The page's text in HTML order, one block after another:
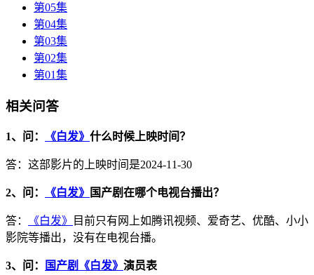
第05集
第04集
第03集
第02集
第01集
相关问答
1、问： 《白发》 什么时候上映时间？
答：这部影片的上映时间是2024-11-30
2、问： 《白发》 国产剧在哪个电视台播出？
答： 《白发》
目前只有网上如腾讯视频、爱奇艺、优酷、小小
影院等播出，没有在电视台播。
3、问： 国产剧《白发》 演员表